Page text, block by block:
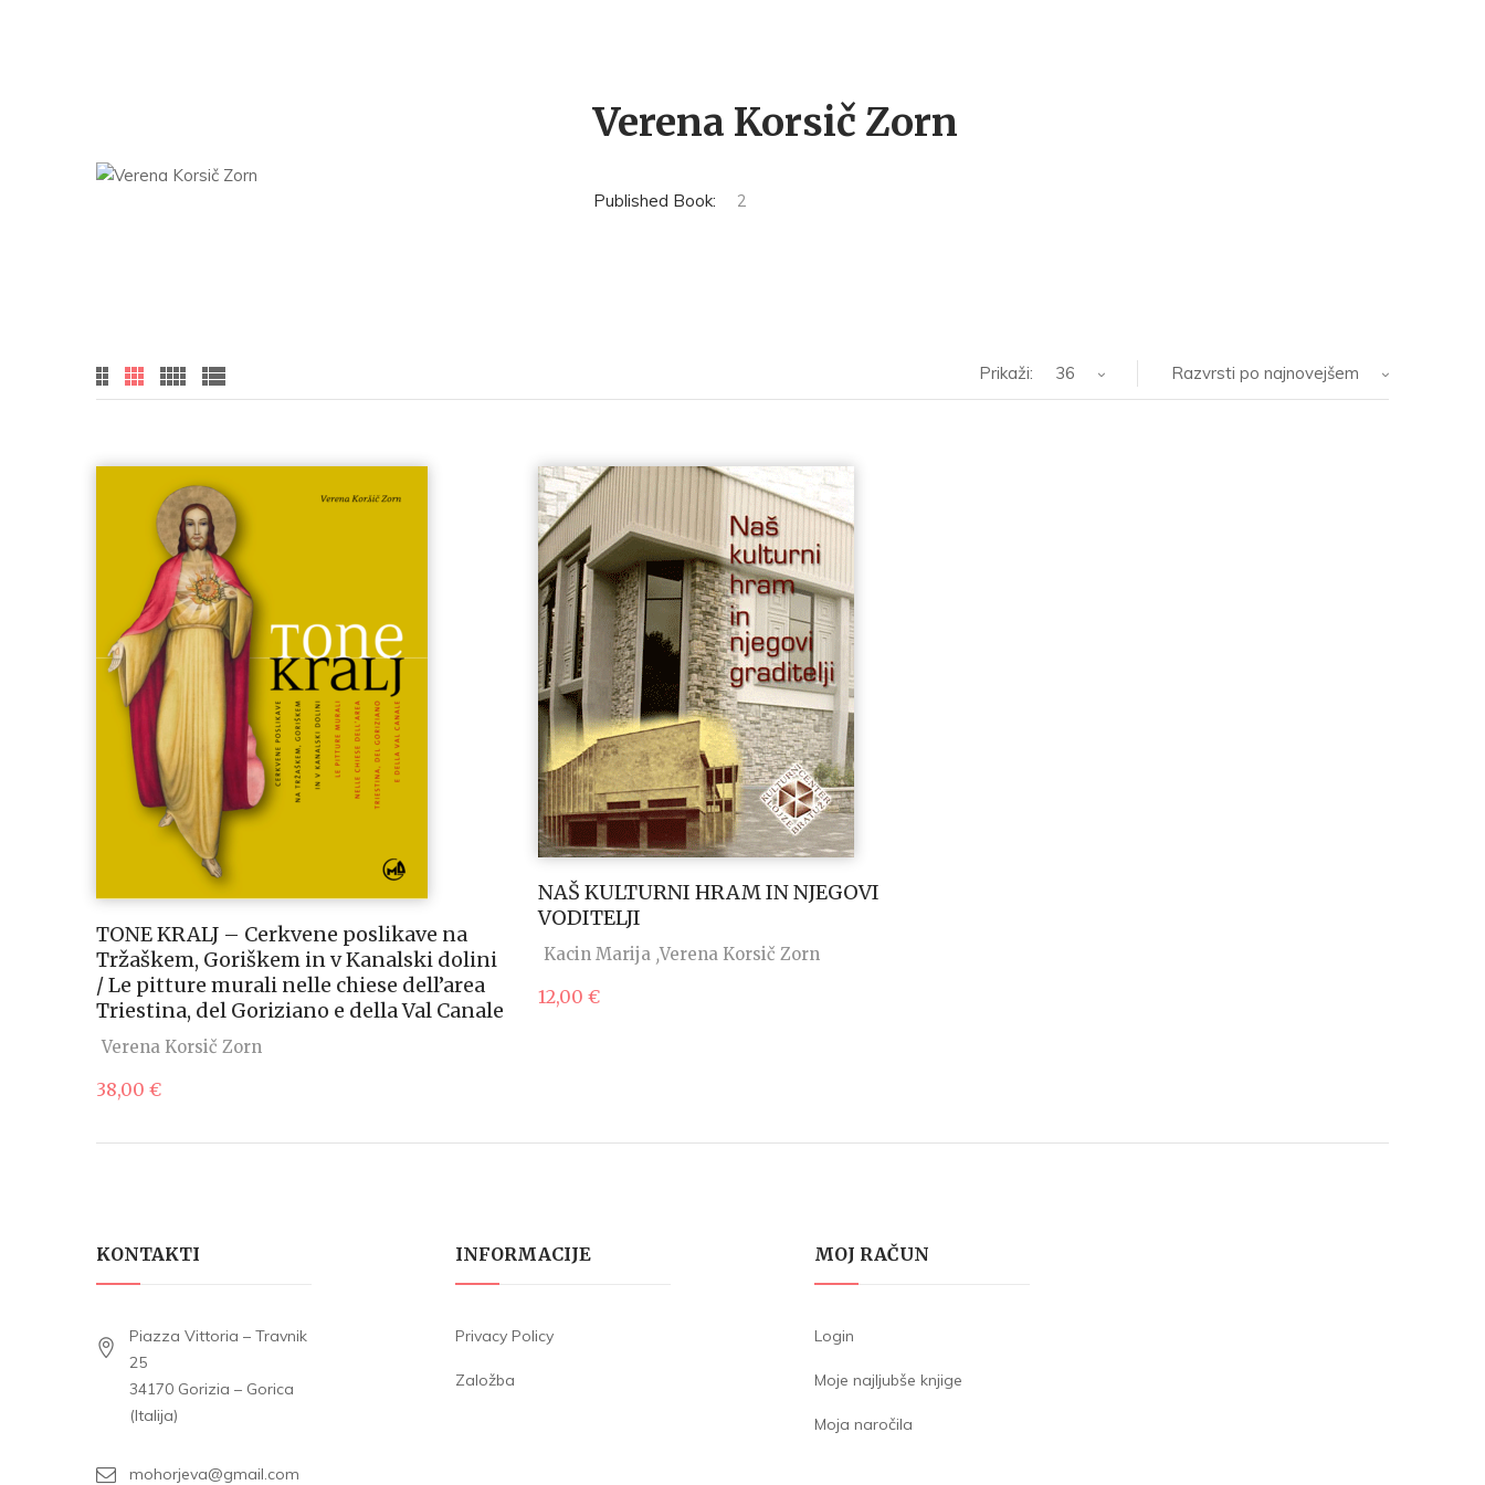
Verena Korsič Zorn
Published Book: 2
Razvrsti po najnovejšem
Prikaži: 36
TONE KRALJ – Cerkvene poslikave na
Tržaškem, Goriškem in v Kanalski dolini
/ Le pitture murali nelle chiese dell’area
Triestina, del Goriziano e della Val Canale
Verena Korsič Zorn
38,00 €
NAŠ KULTURNI HRAM IN NJEGOVI
VODITELJI
Kacin Marija Verena Korsič Zorn
12,00 €
KONTAKTI
Piazza Vittoria – Travnik
25
34170 Gorizia – Gorica
(Italija)
mohorjeva@gmail.com
INFORMACIJE
Privacy Policy
Založba
MOJ RAČUN
Login
Moje najljubše knjige
Moja naročila